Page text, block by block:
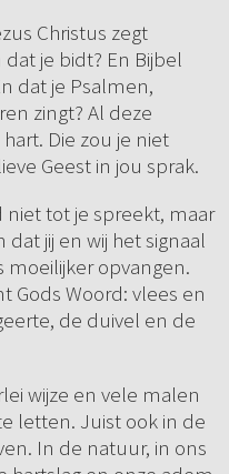
Christus zegt
je bidt? En Bijbel
dat je Psalmen,
zingt? Al deze
Die zou je niet
Geest in jou sprak.
niet tot je spreekt, maar
jij en wij het signaal
moeilijker opvangen.
Gods Woord: vlees en
de duivel en de
wijze en vele malen
letten. Juist ook in de
In de natuur, in ons